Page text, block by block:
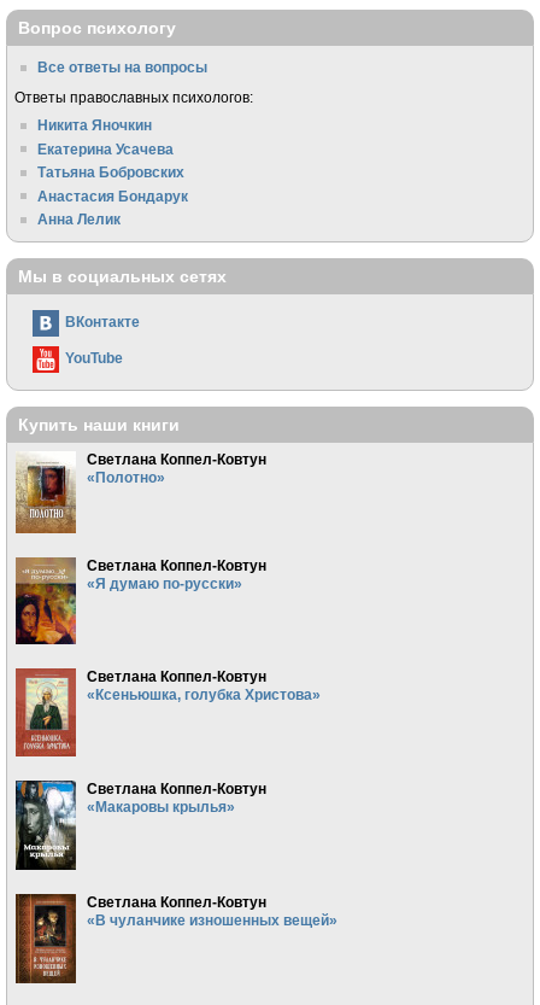
Вопрос психологу
Все ответы на вопросы
Ответы православных психологов:
Никита Яночкин
Екатерина Усачева
Татьяна Бобровских
Анастасия Бондарук
Анна Лелик
Мы в социальных сетях
ВКонтакте
YouTube
Купить наши книги
Светлана Коппел-Ковтун
«Полотно»
Светлана Коппел-Ковтун
«Я думаю по-русски»
Светлана Коппел-Ковтун
«Ксеньюшка, голубка Христова»
Светлана Коппел-Ковтун
«Макаровы крылья»
Светлана Коппел-Ковтун
«В чуланчике изношенных вещей»